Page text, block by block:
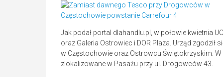
Jak podał portal dlahandlu.pl, w połowie kwietnia
oraz Galeria Ostrowiec i DOR Plaza. Urząd
w Częstochowie oraz Ostrowcu Świętokrzyskim.
zlokalizowane w Pasażu przy ul. Drogowców 43.